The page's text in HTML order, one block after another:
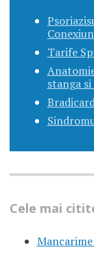
Tarife
stanga
Cele mai